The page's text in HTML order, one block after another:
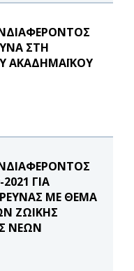
ΣΤΗ
ΑΚΑΔΗΜΑΪΚΟΥ
ΓΙΑ
ΜΕ ΘΕΜΑ
ΖΩΙΚΗΣ
ΝΕΩΝ